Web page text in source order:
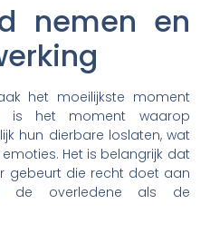
nemen en
het moeilijkste moment
is het moment waarop
hun dierbare loslaten, wat
Het is belangrijk dat
gebeurt die recht doet aan
de overledene als de